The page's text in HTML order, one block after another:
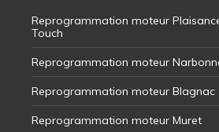
Reprogrammation moteur
Touch
Reprogrammation moteur
Reprogrammation moteur Blagnac
Reprogrammation moteur Muret